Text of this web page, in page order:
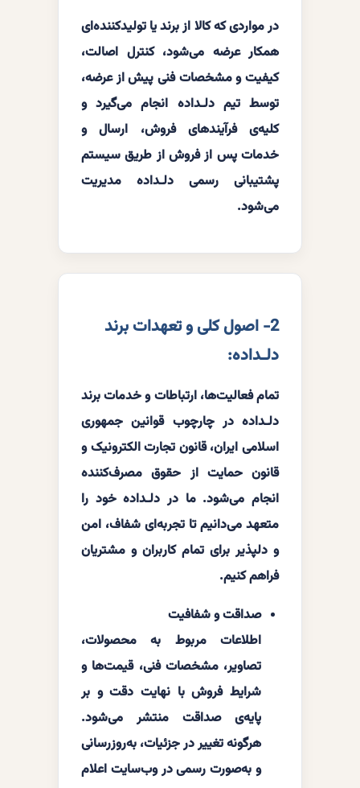
در مواردی که کالا از برند یا تولیدکننده‌ای
همکار عرضه می‌شود، کنترل اصالت،
کیفیت و مشخصات فنی پیش از عرضه،
توسط تیم دلـداده انجام می‌گیرد و
کلیه‌ی فرآیندهای فروش، ارسال و
خدمات پس از فروش از طریق سیستم
پشتیبانی رسمی دلـداده مدیریت
می‌شود.
2- اصول کلی و تعهدات برند
دلـداده:
تمام فعالیت‌ها، ارتباطات و خدمات برند
دلـداده در چارچوب قوانین جمهوری
اسلامی ایران، قانون تجارت الکترونیک و
قانون حمایت از حقوق مصرف‌کننده
انجام می‌شود. ما در دلـداده خود را
متعهد می‌دانیم تا تجربه‌ای شفاف، امن
و دلپذیر برای تمام کاربران و مشتریان
فراهم کنیم.
صداقت و شفافیت
اطلاعات مربوط به محصولات،
تصاویر، مشخصات فنی، قیمت‌ها و
شرایط فروش با نهایت دقت و بر
پایه‌ی صداقت منتشر می‌شود.
هرگونه تغییر در جزئیات، به‌روزرسانی
و به‌صورت رسمی در وب‌سایت اعلام